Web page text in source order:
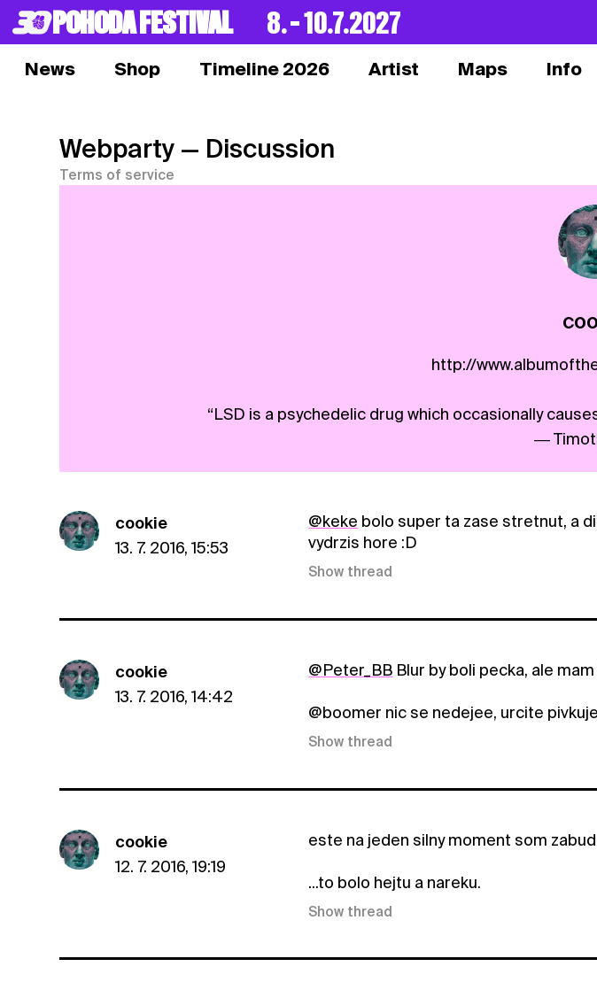
POHODA FESTIVAL 8. – 10.7.2027
News Shop Timeline 2026 Artist Maps Info
Webparty — Discussion
Terms of service
http://
“LSD is a psychedelic drug which occasionally
―
cookie
13. 7. 2016, 15:53
@keke bolo super ta zase stretnut, a
vydrzis hore :D
Show thread
cookie
13. 7. 2016, 14:42
@Peter_BB Blur by boli pecka, ale
@boomer nic se nedejee, urcite
Show thread
cookie
12. 7. 2016, 19:19
este na jeden silny moment som
...to bolo hejtu a nareku.
Show thread